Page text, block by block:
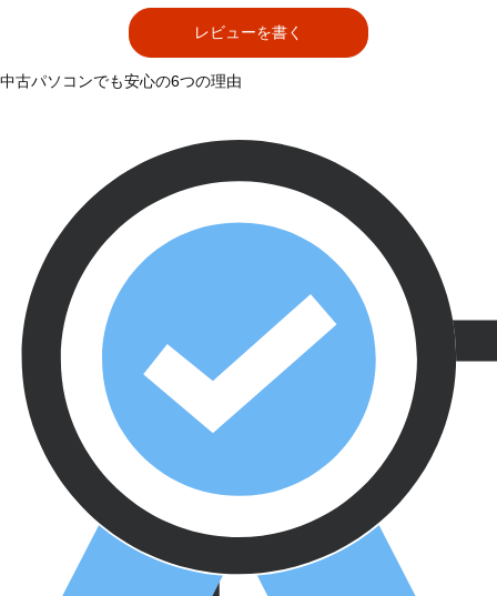
レビューを書く
中古パソコンでも安心の6つの理由